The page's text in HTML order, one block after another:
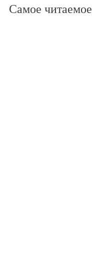
Самое читаемое